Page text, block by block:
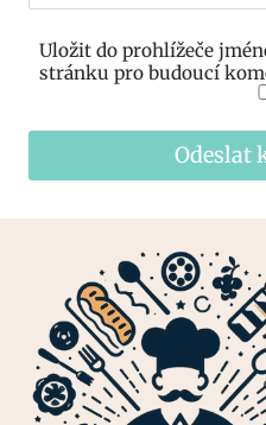
Uložit do prohlížeče
stránku pro budoucí